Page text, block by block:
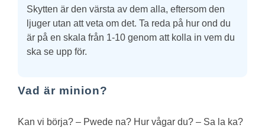
Skytten är den värsta av dem alla, eftersom den
ljuger utan att veta om det. Ta reda på hur ond du
är på en skala från 1-10 genom att kolla in vem du
ska se upp för.
Vad är minion?
Kan vi börja? – Pwede na? Hur vågar du? – Sa la ka?